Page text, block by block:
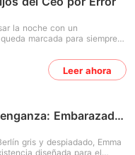
la noche con un
marcada para siempre.
su novio la abandona
y con un bebé en
a aceptar cualquier
reservado, frío y
Allí también conoce a
Ambos son tan opuestos
Leer ahora
Embarazada
gris y despiadado, Emma
diseñada para el